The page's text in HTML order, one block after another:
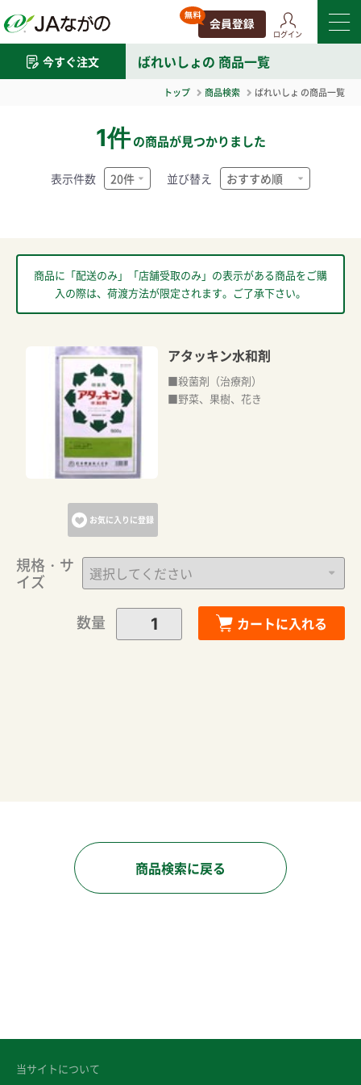
ログイン
今すぐ注文 ばれいしょの 商品一覧
トップ 商品検索 ばれいしょ の商品一覧
1件 の商品が見つかりました
表示件数 並び替え
商品に「配送のみ」「店舗受取のみ」の表示がある商品をご購
入の際は、荷渡方法が限定されます。ご了承下さい。
お気に入りに登録
アタッキン水和剤
■殺菌剤（治療剤）
■野菜、果樹、花き
規格・サ
イズ
数量
カートに入れる
カートに追加しました。
商品検索に戻る
当サイトについて